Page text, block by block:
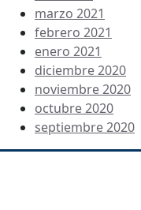
marzo 2021
febrero 2021
enero 2021
diciembre 2020
noviembre 2020
octubre 2020
septiembre 2020